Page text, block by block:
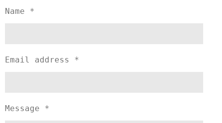
Name *
Email address *
Message *